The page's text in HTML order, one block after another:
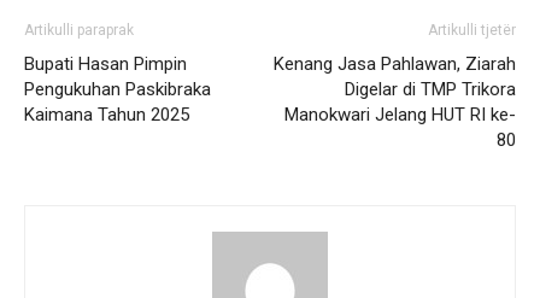
Artikulli paraprak
Bupati Hasan Pimpin
Pengukuhan Paskibraka
Kaimana Tahun 2025
Artikulli tjetër
Kenang Jasa Pahlawan, Ziarah
Digelar di TMP Trikora
Manokwari Jelang HUT RI ke-
80